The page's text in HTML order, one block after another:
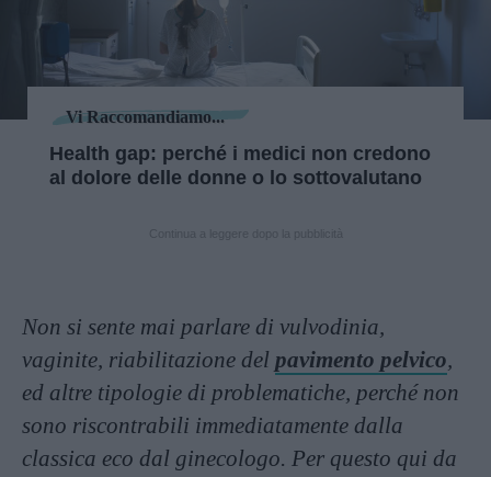
Vi Raccomandiamo...
Health gap: perché i medici non credono
al dolore delle donne o lo sottovalutano
Non si sente mai parlare di vulvodinia,
vaginite, riabilitazione del pavimento pelvico,
ed altre tipologie di problematiche, perché non
sono riscontrabili immediatamente dalla
classica eco dal ginecologo. Per questo qui da